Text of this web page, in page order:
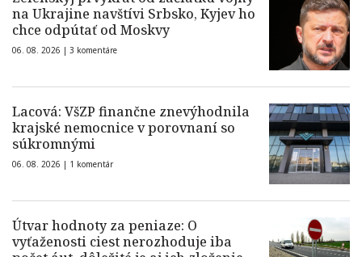
na Ukrajine navštívi Srbsko, Kyjev ho
chce odpútať od Moskvy
06. 08. 2026 | 3 komentáre
Lacová: VšZP finančne znevýhodnila
krajské nemocnice v porovnaní so
súkromnými
06. 08. 2026 | 1 komentár
Útvar hodnoty za peniaze: O
vyťaženosti ciest nerozhoduje iba